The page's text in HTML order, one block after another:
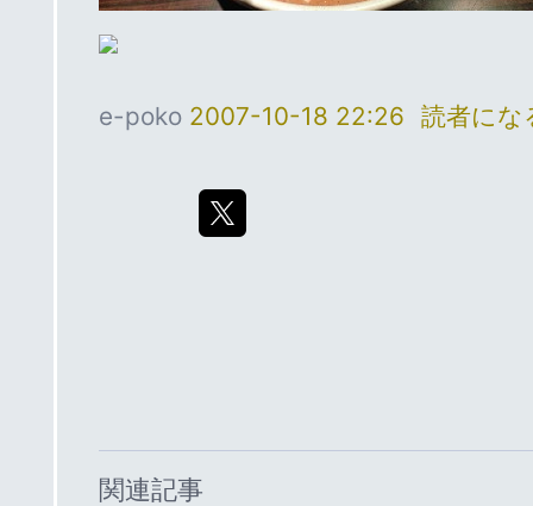
e-poko 2007-10-18 22:26 読者にな
関連記事